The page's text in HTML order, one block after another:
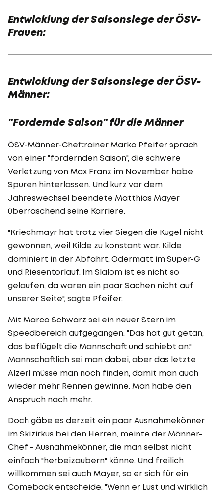
Entwicklung der Saisonsiege der ÖSV-
Frauen:
Entwicklung der Saisonsiege der ÖSV-
Männer:
"Fordernde Saison" für die Männer
ÖSV-Männer-Cheftrainer Marko Pfeifer sprach
von einer "fordernden Saison", die schwere
Verletzung von Max Franz im November habe
Spuren hinterlassen. Und kurz vor dem
Jahreswechsel beendete Matthias Mayer
überraschend seine Karriere.
"Kriechmayr hat trotz vier Siegen die Kugel nicht
gewonnen, weil Kilde zu konstant war. Kilde
dominiert in der Abfahrt, Odermatt im Super-G
und Riesentorlauf. Im Slalom ist es nicht so
gelaufen, da waren ein paar Sachen nicht auf
unserer Seite", sagte Pfeifer.
Mit Marco Schwarz sei ein neuer Stern im
Speedbereich aufgegangen. "Das hat gut getan,
das beflügelt die Mannschaft und schiebt an."
Mannschaftlich sei man dabei, aber das letzte
Alzerl müsse man noch finden, damit man auch
wieder mehr Rennen gewinne. Man habe den
Anspruch nach mehr.
Doch gäbe es derzeit ein paar Ausnahmekönner
im Skizirkus bei den Herren, meinte der Männer-
Chef - Ausnahmekönner, die man selbst nicht
einfach "herbeizaubern" könne. Und freilich
willkommen sei auch Mayer, so er sich für ein
Comeback entscheide. "Wenn er Lust und wirklich